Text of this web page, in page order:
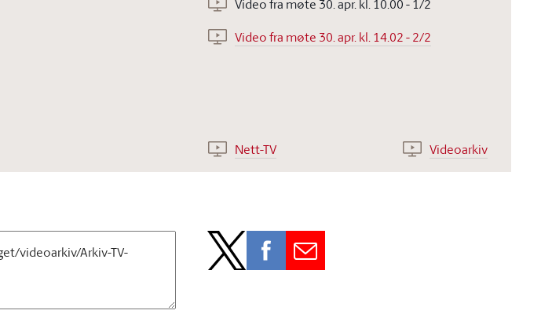
Video fra møte 30. apr. kl. 10.00 - 1/2
Video fra møte 30. apr. kl. 14.02 - 2/2
Nett-TV Videoarkiv